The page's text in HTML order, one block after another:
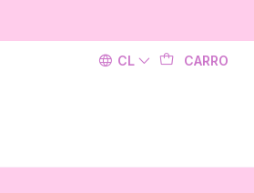
CL CARRO